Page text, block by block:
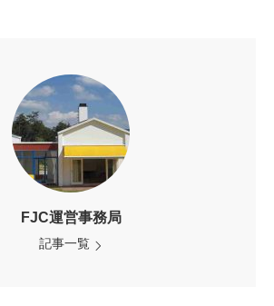
FJC運営事務局
記事一覧